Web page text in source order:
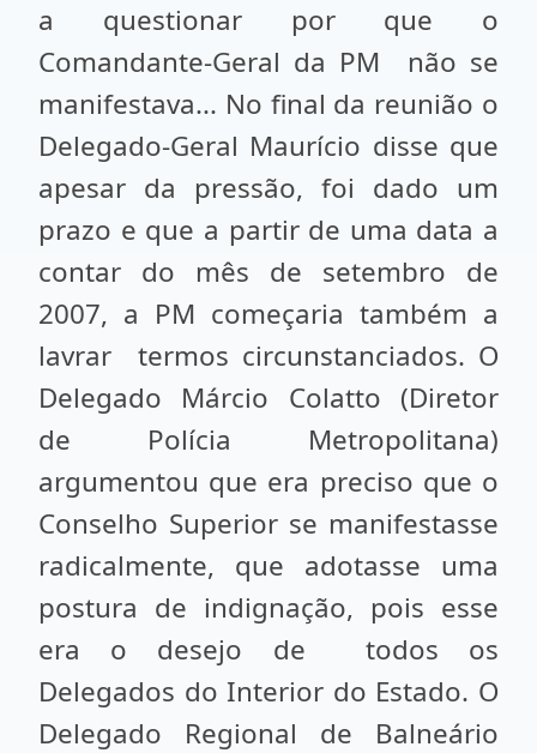
a questionar por que o
Comandante-Geral da PM não se
manifestava... No final da reunião o
Delegado-Geral Maurício disse que
apesar da pressão, foi dado um
prazo e que a partir de uma data a
contar do mês de setembro de
2007, a PM começaria também a
lavrar termos circunstanciados. O
Delegado Márcio Colatto (Diretor
de Polícia Metropolitana)
argumentou que era preciso que o
Conselho Superior se manifestasse
radicalmente, que adotasse uma
postura de indignação, pois esse
era o desejo de todos os
Delegados do Interior do Estado. O
Delegado Regional de Balneário